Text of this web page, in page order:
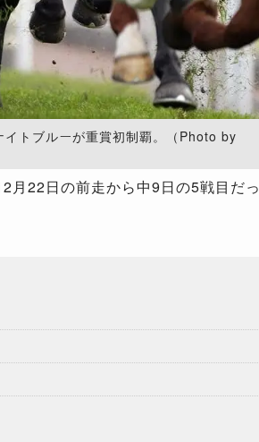
トブルーが重賞初制覇。（Photo by
月22日の前走から中9日の5戦目だっ